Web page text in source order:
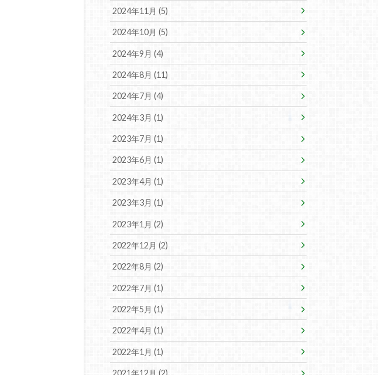
2024年11月 (5)
2024年10月 (5)
2024年9月 (4)
2024年8月 (11)
2024年7月 (4)
2024年3月 (1)
2023年7月 (1)
2023年6月 (1)
2023年4月 (1)
2023年3月 (1)
2023年1月 (2)
2022年12月 (2)
2022年8月 (2)
2022年7月 (1)
2022年5月 (1)
2022年4月 (1)
2022年1月 (1)